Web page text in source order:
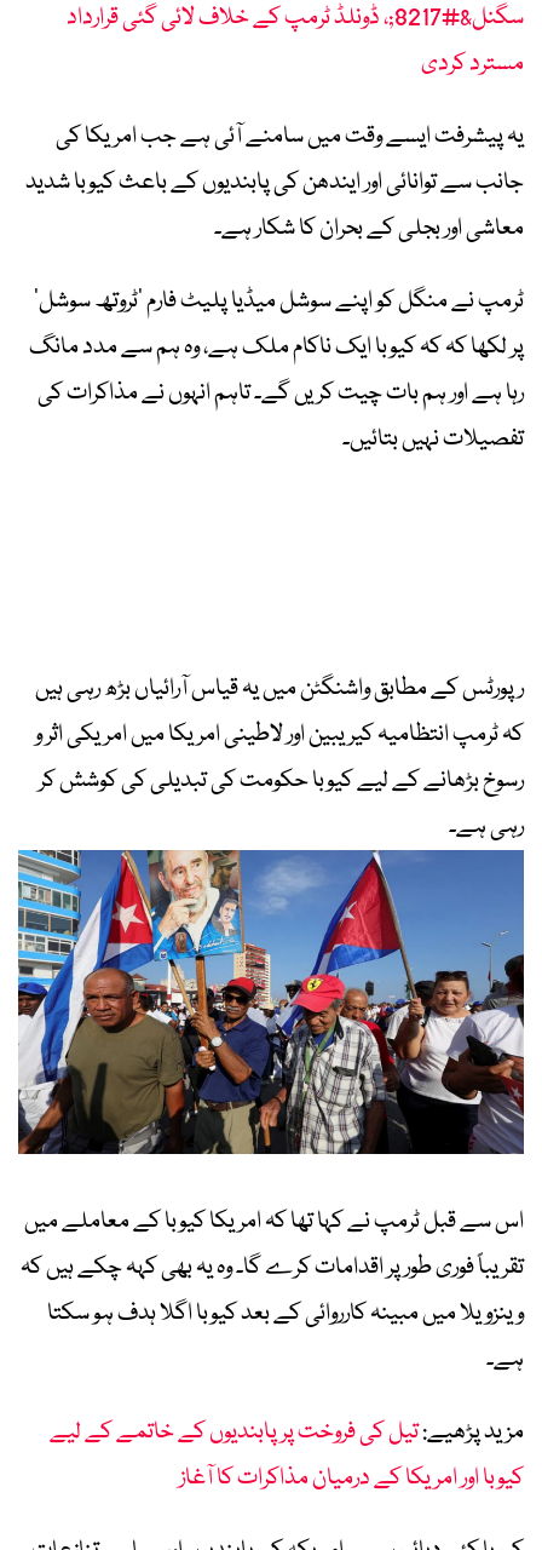
سگنل&#8217;، ڈونلڈ ٹرمپ کے خلاف لائی گئی قرارداد
مسترد کردی
یہ پیشرفت ایسے وقت میں سامنے آئی ہے جب امریکا کی
جانب سے توانائی اور ایندھن کی پابندیوں کے باعث کیوبا شدید
معاشی اور بجلی کے بحران کا شکار ہے۔
ٹرمپ نے منگل کو اپنے سوشل میڈیا پلیٹ فارم ’ٹروتھ سوشل‘
پر لکھا کہ کہ کیوبا ایک ناکام ملک ہے، وہ ہم سے مدد مانگ
رہا ہے اور ہم بات چیت کریں گے۔ تاہم انہوں نے مذاکرات کی
تفصیلات نہیں بتائیں۔
رپورٹس کے مطابق واشنگٹن میں یہ قیاس آرائیاں بڑھ رہی ہیں
کہ ٹرمپ انتظامیہ کیریبین اور لاطینی امریکا میں امریکی اثر و
رسوخ بڑھانے کے لیے کیوبا حکومت کی تبدیلی کی کوشش کر
رہی ہے۔
اس سے قبل ٹرمپ نے کہا تھا کہ امریکا کیوبا کے معاملے میں
تقریباً فوری طور پر اقدامات کرے گا۔ وہ یہ بھی کہہ چکے ہیں کہ
وینزویلا میں مبینہ کارروائی کے بعد کیوبا اگلا ہدف ہو سکتا
ہے۔
مزید پڑھیے:تیل کی فروخت پر پابندیوں کے خاتمے کے لیے
کیوبا اور امریکا کے درمیان مذاکرات کا آغاز